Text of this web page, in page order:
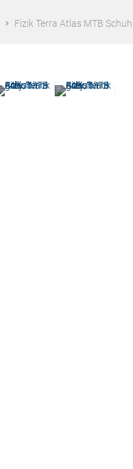
Fizik Terra Atlas MTB